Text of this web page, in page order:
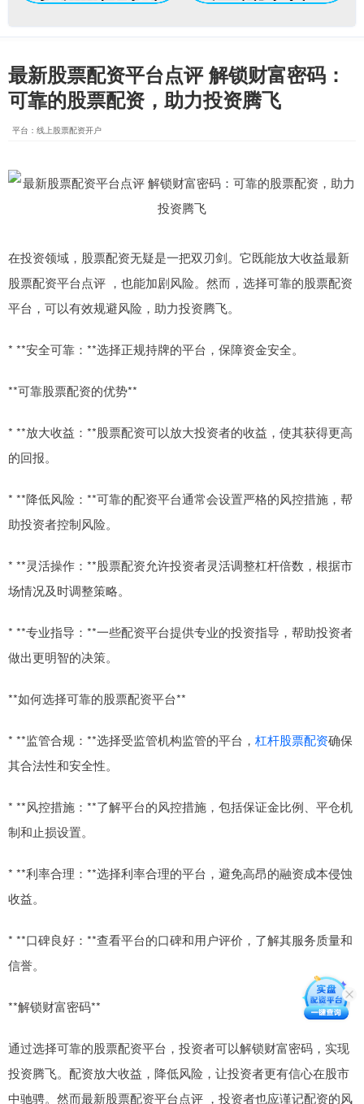
最新股票配资平台点评 解锁财富密码：
可靠的股票配资，助力投资腾飞
平台：线上股票配资开户
在投资领域，股票配资无疑是一把双刃剑。它既能放大收益最新
股票配资平台点评 ，也能加剧风险。然而，选择可靠的股票配资
平台，可以有效规避风险，助力投资腾飞。
* **安全可靠：**选择正规持牌的平台，保障资金安全。
**可靠股票配资的优势**
* **放大收益：**股票配资可以放大投资者的收益，使其获得更高
的回报。
* **降低风险：**可靠的配资平台通常会设置严格的风控措施，帮
助投资者控制风险。
* **灵活操作：**股票配资允许投资者灵活调整杠杆倍数，根据市
场情况及时调整策略。
* **专业指导：**一些配资平台提供专业的投资指导，帮助投资者
做出更明智的决策。
**如何选择可靠的股票配资平台**
* **监管合规：**选择受监管机构监管的平台， 杠杆股票配资确保
其合法性和安全性。
* **风控措施：**了解平台的风控措施，包括保证金比例、平仓机
制和止损设置。
* **利率合理：**选择利率合理的平台，避免高昂的融资成本侵蚀
收益。
* **口碑良好：**查看平台的口碑和用户评价，了解其服务质量和
信誉。
**解锁财富密码**
通过选择可靠的股票配资平台，投资者可以解锁财富密码，实现
投资腾飞。配资放大收益，降低风险，让投资者更有信心在股市
中驰骋。然而最新股票配资平台点评 ，投资者也应谨记配资的风